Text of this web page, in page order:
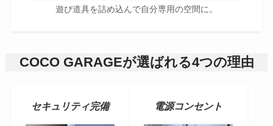
遊び道具を詰め込んで自分専用の空間に。
COCO GARAGEが選ばれる4つの理由
セキュリティ完備 電源コンセント